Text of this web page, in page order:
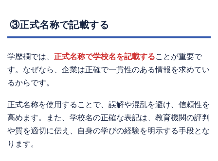
③正式名称で記載する
学歴欄では、 正式名称で学校名を記載することが重要で
す。なぜなら、企業は正確で一貫性のある情報を求めてい
るからです。
正式名称を使用することで、誤解や混乱を避け、信頼性を
高めます。また、学校名の正確な表記は、教育機関の評判
や質を適切に伝え、自身の学びの経験を明示する手段とな
ります。